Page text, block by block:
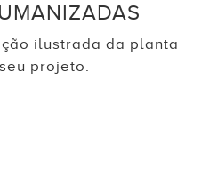
ilustrada da planta
projeto.